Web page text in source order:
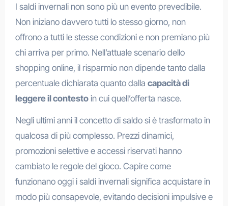
I saldi invernali non sono più un evento prevedibile.
Non iniziano davvero tutti lo stesso giorno, non
offrono a tutti le stesse condizioni e non premiano più
chi arriva per primo. Nell’attuale scenario dello
shopping online, il risparmio non dipende tanto dalla
percentuale dichiarata quanto dalla capacità di
leggere il contestoin cui quell’offerta nasce.
Negli ultimi anni il concetto di saldo si è trasformato in
qualcosa di più complesso. Prezzi dinamici,
promozioni selettive e accessi riservati hanno
cambiato le regole del gioco. Capire come
funzionano oggi i saldi invernali significa acquistare in
modo più consapevole, evitando decisioni impulsive e